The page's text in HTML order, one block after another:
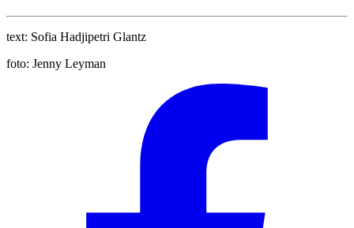
text: Sofia Hadjipetri Glantz
foto: Jenny Leyman